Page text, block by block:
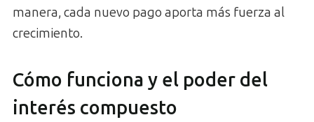
manera, cada nuevo pago aporta más fuerza al
crecimiento.
Cómo funciona y el poder del
interés compuesto